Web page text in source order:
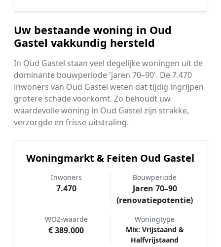
Uw bestaande woning in Oud
Gastel vakkundig hersteld
In Oud Gastel staan veel degelijke woningen uit de
dominante bouwperiode 'jaren 70–90'. De 7.470
inwoners van Oud Gastel weten dat tijdig ingrijpen
grotere schade voorkomt. Zo behoudt uw
waardevolle woning in Oud Gastel zijn strakke,
verzorgde en frisse uitstraling.
Woningmarkt & Feiten Oud Gastel
Inwoners
7.470
Bouwperiode
Jaren 70–90
(renovatiepotentie)
WOZ-waarde
€ 389.000
Woningtype
Mix: Vrijstaand &
Halfvrijstaand